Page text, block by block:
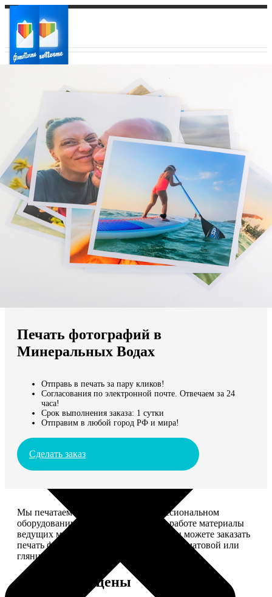
Ваш регион доставки
Выберите из списка:
Мы доставляем по всему миру
Продолжить без города
Печать фотографий в
Минеральных Водах
Отправь в печать за пару кликов!
Согласования по электронной почте. Отвечаем за 24
часа!
Срок выполнения заказа: 1 сутки
Отправим в любой город РФ и мира!
Сделать заказ
Мы печатаем фотографии на профессиональном
оборудовании Noritsu, используем в работе материалы
ведущих мировых производителей. Вы можете заказать
печать фотографий разных форматов на матовой или
глянцевой фотобумаге.
Форматы и цены